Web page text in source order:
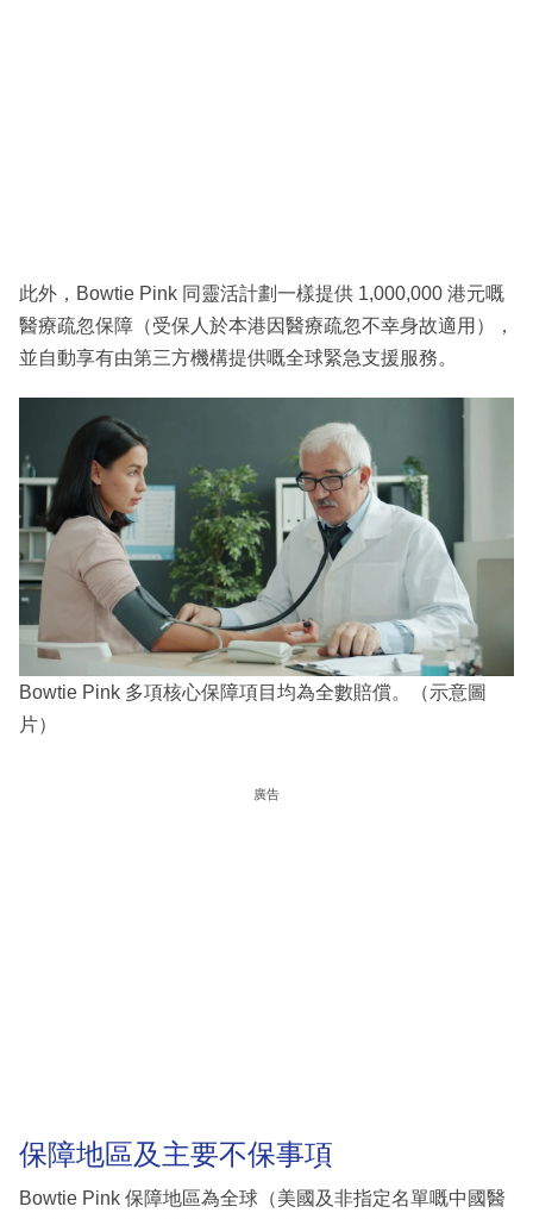
此外，Bowtie Pink 同靈活計劃一樣提供 1,000,000 港元嘅
醫療疏忽保障（受保人於本港因醫療疏忽不幸身故適用），
並自動享有由第三方機構提供嘅全球緊急支援服務。
Bowtie Pink 多項核心保障項目均為全數賠償。（示意圖
片）
廣告
保障地區及主要不保事項
Bowtie Pink 保障地區為全球（美國及非指定名單嘅中國醫